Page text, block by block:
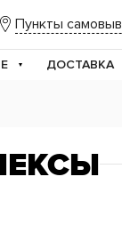
Пункты
ДОСТАВКА